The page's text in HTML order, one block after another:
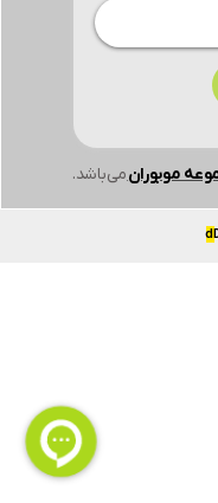
موبورانمی‌باشد.
d